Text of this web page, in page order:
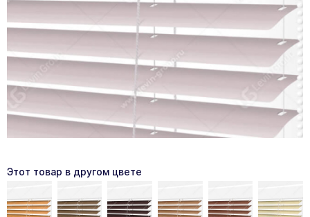
Этот товар в другом цвете